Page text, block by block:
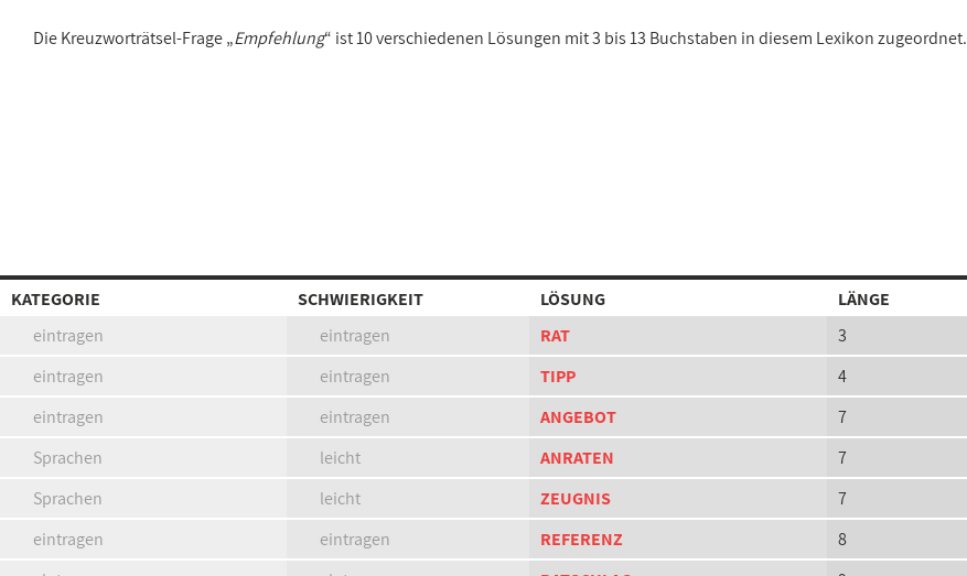
Die Kreuzworträtsel-Frage „Empfehlung“ ist 10 verschiedenen Lösungen mit 3 bis 13 Buchstaben in diesem Lexikon zugeordnet.
KATEGORIE SCHWIERIGKEIT LÖSUNG
LÄNGE
eintragen
eintragen RAT
3
eintragen
eintragen TIPP
4
eintragen
eintragen ANGEBOT
7
Sprachen
leicht ANRATEN
7
Sprachen
leicht ZEUGNIS
7
eintragen
eintragen REFERENZ
8